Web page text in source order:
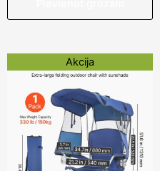
Akcija
Original
price
113,62 €.
price
89,42 €.